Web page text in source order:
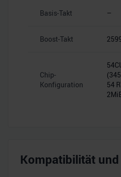
Basis-Takt –
Boost-Takt
Chip-
Konfiguration
54
Kompatibilität